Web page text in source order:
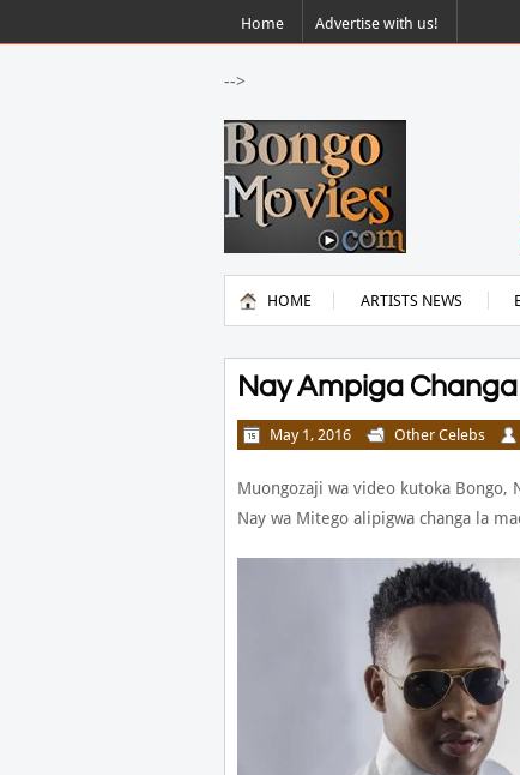
Home Advertise with us!
-->
HOME ARTISTS NEWS
Nay Ampiga
May 1, 2016 Other Celebs
Muongozaji wa video kutoka Bongo,
Nay wa Mitego alipigwa changa la